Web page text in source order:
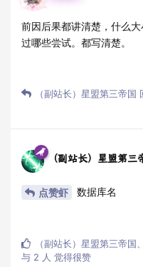
前因后果都讲清楚，什么
过哪些尝试。都写清楚。
（副站长）星盟第三帝国
（副站长）星盟第三
点赞虾 数据库名
（副站长）星盟第三帝国、
与 2 人 觉得很赞